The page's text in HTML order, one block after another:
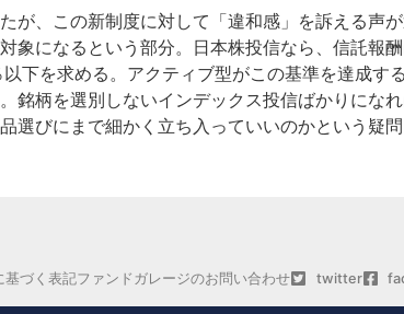
が、この新制度に対して「違和感」を訴える声
象になるという部分。日本株投信なら、信託報
下を求める。アクティブ型がこの基準を達成す
銘柄を選別しないインデックス投信ばかりにな
びにまで細かく立ち入っていいのかという疑問
基づく表記ファンドガレージのお問い合わせ twitter